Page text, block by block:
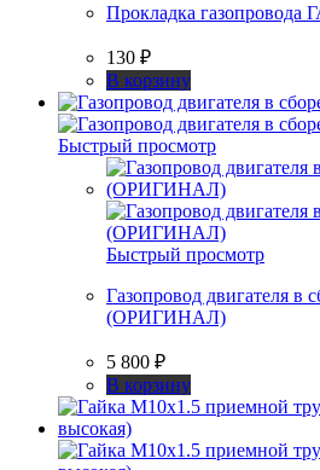
Прокладка газопровода
130 ₽
В корзину
Быстрый просмотр
Быстрый просмотр
Газопровод двигателя в
(ОРИГИНАЛ)
5 800 ₽
В корзину